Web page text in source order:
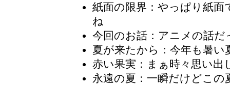
紙面の限界：やっぱり紙
ね
今回のお話：アニメの話
夏が来たから：今年も暑い
赤い果実：まぁ時々思い出
永遠の夏：一瞬だけどこ